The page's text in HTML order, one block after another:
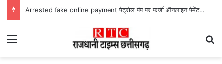
Lailunga Double Murder Case -लैलूंगा के ग्राम छापरपानी में डबल मर्डर और दुष्कर्म कांड का खुलासा, 65 वर्षीय आरोपी गिरफ्तार
Menu